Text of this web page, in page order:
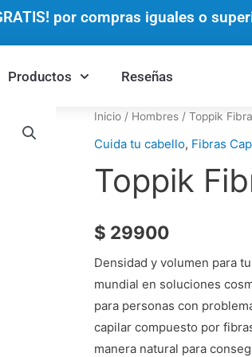
por compras iguales o
Productos Reseñas
Inicio / Hombres / Toppik
Cuida tu cabello, Fibras
Toppik
$ 29900
Densidad y volumen para
mundial en soluciones
para personas con
capilar compuesto por
manera natural para
Toppik
Fibras
cantidad